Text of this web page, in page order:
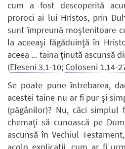
cum a fost descoperită
proroci ai lui Hristos, prin
sunt împreună moştenitoare
la aceeaşi făgăduinţă în
aceea ... taina ţinută ascunsă
(Efeseni 3.1-10; Coloseni 1.14-
Se poate pune întrebarea,
acestei taine nu ar fi pur şi
(păgânilor)? Nu, căci
chemaţi să cunoască pe
ascunsă în Vechiul